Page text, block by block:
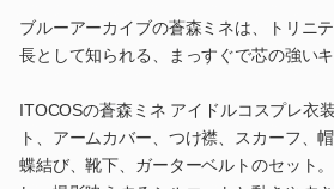
ブルーアーカイブの蒼森ミネは、トリニ
長として知られる、まっすぐで芯の強いキ
ITOCOSの蒼森ミネ アイドルコスプレ衣
ト、アームカバー、つけ襟、スカーフ、
蝶結び、靴下、ガーターベルトのセット